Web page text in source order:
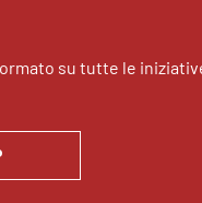
su tutte le